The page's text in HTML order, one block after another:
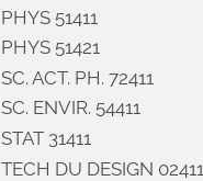
PHYS 51411
PHYS 51421
SC. ACT. PH. 72411
SC. ENVIR. 54411
STAT 31411
TECH DU DESIGN 02411